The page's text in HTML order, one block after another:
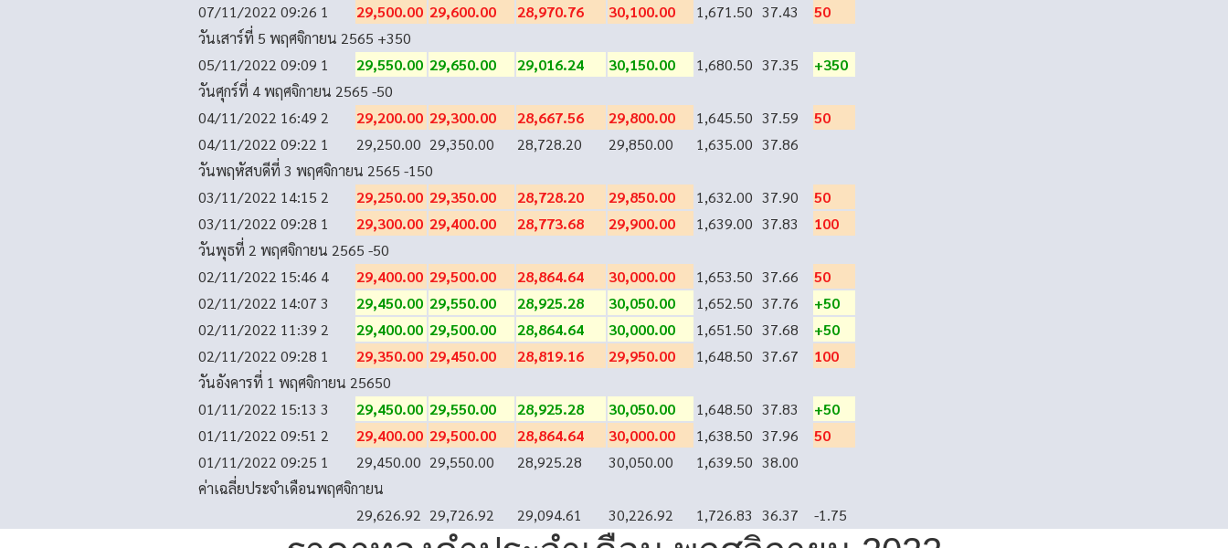
07/11/2022 09:26 1 29,500.00 29,600.00 28,970.76 30,100.00 1,671.50 37.43
50
วันเสาร์ที่ 5 พฤศจิกายน 2565 +350
05/11/2022 09:09 1 29,550.00 29,650.00 29,016.24 30,150.00 1,680.50 37.35
+350
วันศุกร์ที่ 4 พฤศจิกายน 2565 -50
04/11/2022 16:49 2 29,200.00 29,300.00 28,667.56 29,800.00 1,645.50 37.59
50
04/11/2022 09:22 1 29,250.00 29,350.00 28,728.20 29,850.00 1,635.00 37.86
วันพฤหัสบดีที่ 3 พฤศจิกายน 2565 -150
03/11/2022 14:15 2 29,250.00 29,350.00 28,728.20 29,850.00 1,632.00 37.90
50
03/11/2022 09:28 1 29,300.00 29,400.00 28,773.68 29,900.00 1,639.00 37.83
100
วันพุธที่ 2 พฤศจิกายน 2565 -50
02/11/2022 15:46 4 29,400.00 29,500.00 28,864.64 30,000.00 1,653.50 37.66
50
02/11/2022 14:07 3 29,450.00 29,550.00 28,925.28 30,050.00 1,652.50 37.76
+50
02/11/2022 11:39 2 29,400.00 29,500.00 28,864.64 30,000.00 1,651.50 37.68
+50
02/11/2022 09:28 1 29,350.00 29,450.00 28,819.16 29,950.00 1,648.50 37.67
100
วันอังคารที่ 1 พฤศจิกายน 25650
01/11/2022 15:13 3 29,450.00 29,550.00 28,925.28 30,050.00 1,648.50 37.83
+50
01/11/2022 09:51 2 29,400.00 29,500.00 28,864.64 30,000.00 1,638.50 37.96
50
01/11/2022 09:25 1 29,450.00 29,550.00 28,925.28 30,050.00 1,639.50 38.00
ค่าเฉลี่ยประจำเดือนพฤศจิกายน
29,626.92 29,726.92 29,094.61 30,226.92 1,726.83 36.37 -1.75